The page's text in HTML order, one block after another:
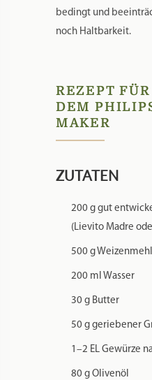
bedingt und
noch Haltbarkeit.
REZEPT
DEM
MAKER
ZUTATEN
200 g gut
(Lievito Madre
500 g
200 ml Wasser
30 g Butter
50 g geriebener
1–2 EL Gewürze
80 g Olivenöl